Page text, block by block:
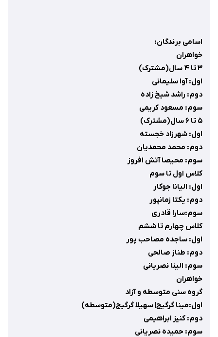
اسامی برندگان:
خواهران
۳ تا ۴ سال(مشترک)
اول: آوا سلیمانی
دوم: راشد شیخ زاده
سوم: مسعود کریمی
۵ تا ۶ سال(مشترک)
اول: شهرزاد خجسته
دوم: محمد محمدیان
سوم: محیصا آتش افروز
کلاس اول تا سوم
اول: الیانا جوکار
دوم: یکتا زمانپور
سوم:سارا قادری
کلاس چهارم تا ششم
اول: ساجده مصاحب پور
دوم: طناز صالحی
سوم: الینا نصریانی
خواهران
گروه سنی متوسطه و آزاد
اول:مینا گرگیج| سهیلا گرگیج(متوسطه)
دوم: کنیز ابراهیمی
سوم: حمیده نصریانی